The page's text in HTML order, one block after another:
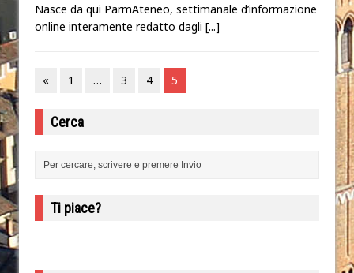
Nasce da qui ParmAteneo, settimanale d’informazione
online interamente redatto dagli [...]
« 1 … 3 4 5
Cerca
Ti piace?